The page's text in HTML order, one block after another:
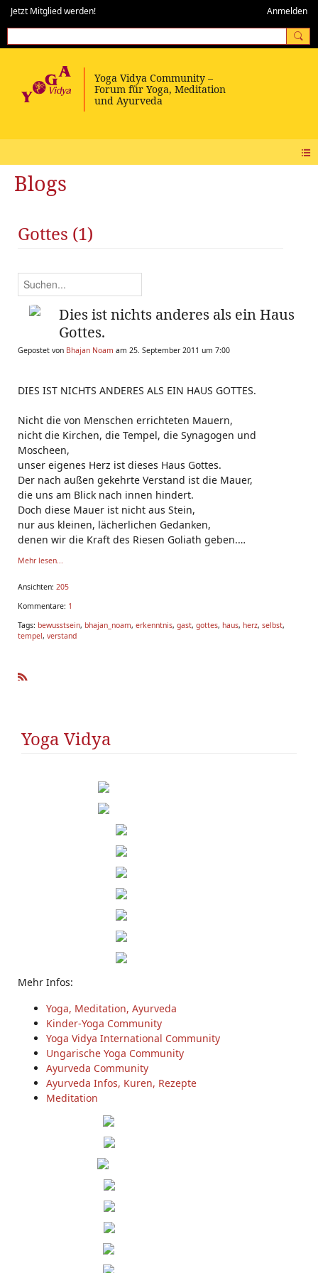
Jetzt Mitglied werden! Anmelden
Blogs
Gottes (1)
Dies ist nichts anderes als ein Haus
Gottes.
Gepostet von Bhajan Noam am 25. September 2011 um 7:00
DIES IST NICHTS ANDERES ALS EIN HAUS GOTTES.
Nicht die von Menschen errichteten Mauern,
nicht die Kirchen, die Tempel, die Synagogen und
Moscheen,
unser eigenes Herz ist dieses Haus Gottes.
Der nach außen gekehrte Verstand ist die Mauer,
die uns am Blick nach innen hindert.
Doch diese Mauer ist nicht aus Stein,
nur aus kleinen, lächerlichen Gedanken,
denen wir die Kraft des Riesen Goliath geben.
Der vernichtende Stein, d
Mehr lesen...
Ansichten: 205
Kommentare: 1
Tags: bewusstsein, bhajan_noam, erkenntnis, gast, gottes, haus, herz, selbst,
tempel, verstand
Yoga Vidya
Mehr Infos:
Yoga, Meditation, Ayurveda
Kinder-Yoga Community
Yoga Vidya International Community
Ungarische Yoga Community
Ayurveda Community
Ayurveda Infos, Kuren, Rezepte
Meditation